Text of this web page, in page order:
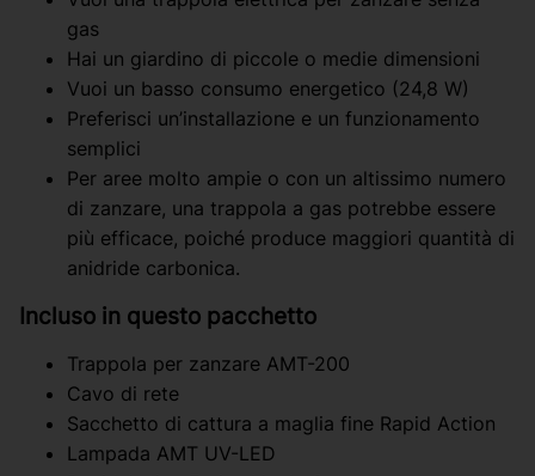
gas
Hai un giardino di piccole o medie dimensioni
Vuoi un basso consumo energetico (24,8 W)
Preferisci un’installazione e un funzionamento
semplici
Per aree molto ampie o con un altissimo numero
di zanzare, una trappola a gas potrebbe essere
più efficace, poiché produce maggiori quantità di
anidride carbonica.
Incluso in questo pacchetto
Trappola per zanzare AMT-200
Cavo di rete
Sacchetto di cattura a maglia fine Rapid Action
Lampada AMT UV-LED